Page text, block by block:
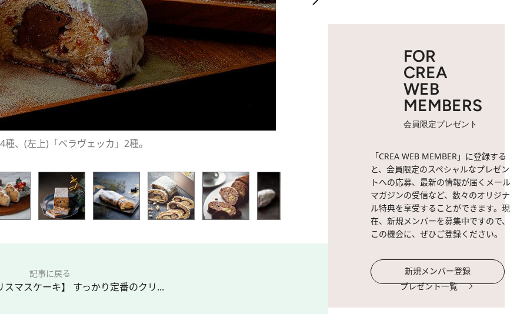
、(左上)「ベラヴェッカ」2種。
記事に戻る
マスケーキ】 すっかり定番のクリ...
FOR
CREA
WEB
MEMBERS
会員限定プレゼント
「CREA WEB MEMBER」に登録する
と、会員限定のスペシャルなプレゼン
トへの応募、最新の情報が届くメール
マガジンの受信など、数々のオリジナ
ル特典を享受することができます。現
在、新規メンバーを募集中ですので、
この機会に、ぜひご登録ください。
新規メンバー登録
プレゼント一覧